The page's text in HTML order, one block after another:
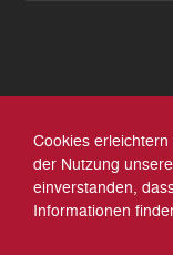
Cookies
der Nutzung
einverstanden,
Informationen